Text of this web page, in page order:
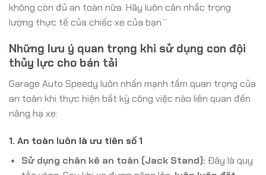
không còn đủ an toàn nữa. Hãy luôn cân nhắc trọng
lượng thực tế của chiếc xe của bạn.”
Những lưu ý quan trọng khi sử dụng con đội
thủy lực cho bán tải
Garage Auto Speedy luôn nhấn mạnh tầm quan trọng của
an toàn khi thực hiện bất kỳ công việc nào liên quan đến
nâng hạ xe:
1. An toàn luôn là ưu tiên số 1
Sử dụng chân kê an toàn (Jack Stand): Đây là quy